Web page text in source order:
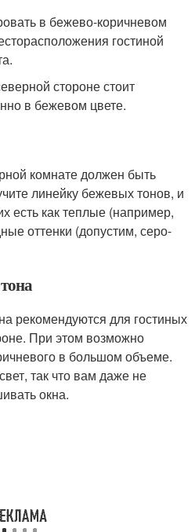
в бежево-коричневом
гостиной
стороне стоит
в бежевом цвете.
комнате должен быть
линейку бежевых тонов, и
есть как теплые (например,
оттенки (допустим, серо-
рекомендуются для гостиных
При этом возможно
в большом объеме.
так что вам даже не
окна.